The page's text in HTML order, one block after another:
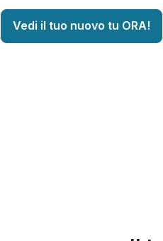
Vedi il tuo nuovo tu ORA!